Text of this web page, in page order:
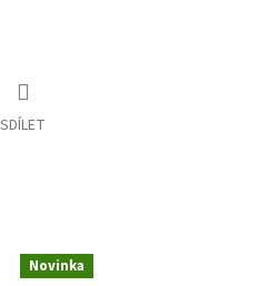
SDÍLET
Novinka